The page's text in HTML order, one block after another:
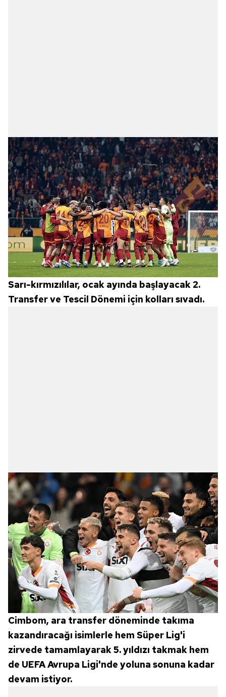
Sarı-kırmızılılar, ocak ayında başlayacak 2.
Transfer ve Tescil Dönemi için kolları sıvadı.
Cimbom, ara transfer döneminde takıma
kazandıracağı isimlerle hem Süper Lig'i
zirvede tamamlayarak 5. yıldızı takmak hem
de UEFA Avrupa Ligi'nde yoluna sonuna kadar
devam istiyor.